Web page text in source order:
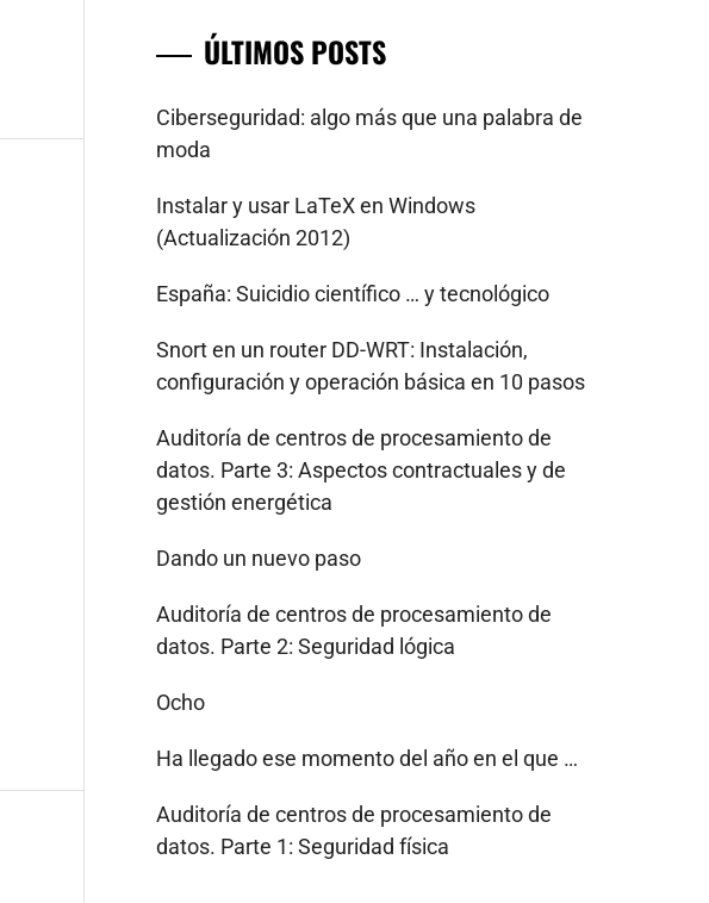
ÚLTIMOS POSTS
Ciberseguridad: algo más que una palabra de
moda
Instalar y usar LaTeX en Windows
(Actualización 2012)
España: Suicidio científico … y tecnológico
Snort en un router DD-WRT: Instalación,
configuración y operación básica en 10 pasos
Auditoría de centros de procesamiento de
datos. Parte 3: Aspectos contractuales y de
gestión energética
Dando un nuevo paso
Auditoría de centros de procesamiento de
datos. Parte 2: Seguridad lógica
Ocho
Ha llegado ese momento del año en el que …
Auditoría de centros de procesamiento de
datos. Parte 1: Seguridad física